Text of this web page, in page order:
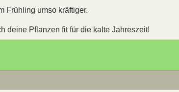
Frühling umso kräftiger.
deine Pflanzen fit für die kalte Jahreszeit!